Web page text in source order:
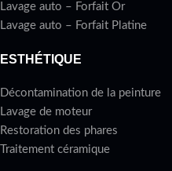
Lavage auto – Forfait Or
Lavage auto – Forfait Platine
ESTHÉTIQUE
Décontamination de la peinture
Lavage de moteur
Restoration des phares
Traitement céramique